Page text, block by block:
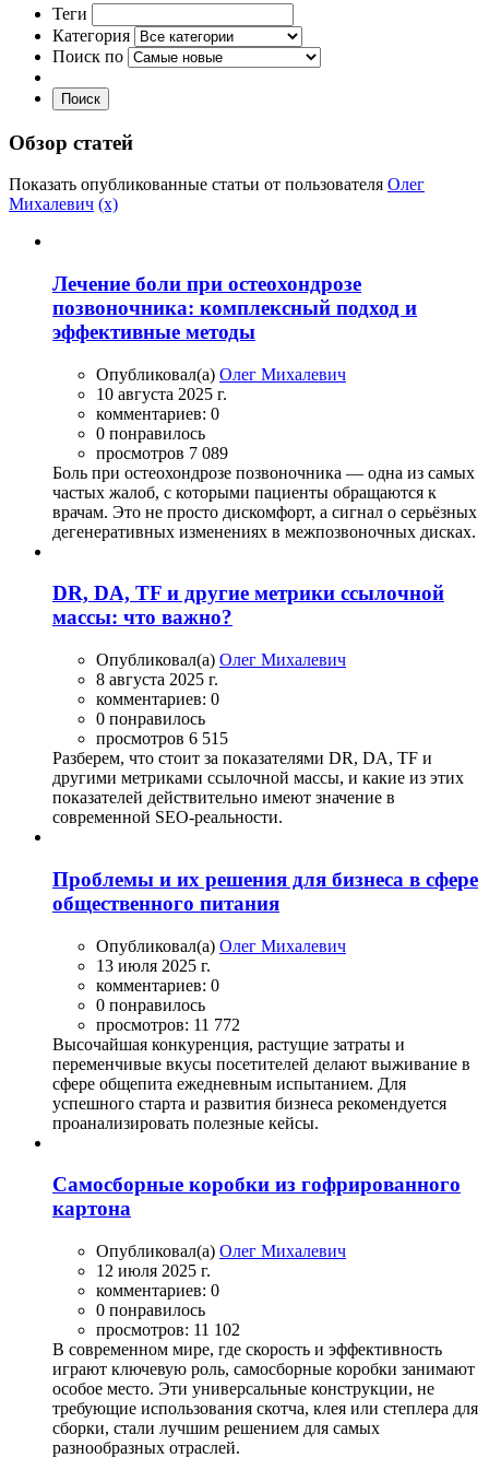
Теги
Категория
Поиск по
Поиск
Обзор статей
Показать опубликованные статьи от пользователя Олег
Михалевич (x)
Лечение боли при остеохондрозе
позвоночника: комплексный подход и
эффективные методы
Опубликовал(а) Олег Михалевич
10 августа 2025 г.
комментариев: 0
0 понравилось
просмотров 7 089
Боль при остеохондрозе позвоночника — одна из самых
частых жалоб, с которыми пациенты обращаются к
врачам. Это не просто дискомфорт, а сигнал о серьёзных
дегенеративных изменениях в межпозвоночных дисках.
DR, DA, TF и другие метрики ссылочной
массы: что важно?
Опубликовал(а) Олег Михалевич
8 августа 2025 г.
комментариев: 0
0 понравилось
просмотров 6 515
Разберем, что стоит за показателями DR, DA, TF и
другими метриками ссылочной массы, и какие из этих
показателей действительно имеют значение в
современной SEO-реальности.
Проблемы и их решения для бизнеса в сфере
общественного питания
Опубликовал(а) Олег Михалевич
13 июля 2025 г.
комментариев: 0
0 понравилось
просмотров: 11 772
Высочайшая конкуренция, растущие затраты и
переменчивые вкусы посетителей делают выживание в
сфере общепита ежедневным испытанием. Для
успешного старта и развития бизнеса рекомендуется
проанализировать полезные кейсы.
Самосборные коробки из гофрированного
картона
Опубликовал(а) Олег Михалевич
12 июля 2025 г.
комментариев: 0
0 понравилось
просмотров: 11 102
В современном мире, где скорость и эффективность
играют ключевую роль, самосборные коробки занимают
особое место. Эти универсальные конструкции, не
требующие использования скотча, клея или степлера для
сборки, стали лучшим решением для самых
разнообразных отраслей.